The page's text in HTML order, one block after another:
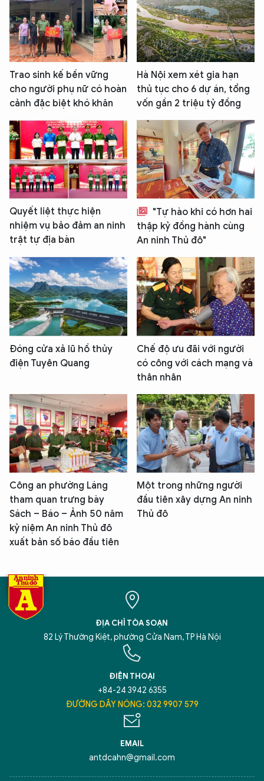
Trao sinh kế bền vững
cho người phụ nữ có hoàn
cảnh đặc biệt khó khăn
Hà Nội xem xét gia hạn
thủ tục cho 6 dự án, tổng
vốn gần 2 triệu tỷ đồng
Quyết liệt thực hiện
nhiệm vụ bảo đảm an ninh
trật tự địa bàn
"Tự hào khi có hơn hai
thập kỷ đồng hành cùng
An ninh Thủ đô"
Đóng cửa xả lũ hồ thủy
điện Tuyên Quang
Chế độ ưu đãi với người
có công với cách mạng và
thân nhân
Công an phường Láng
tham quan trưng bày
Sách – Báo – Ảnh 50 năm
kỷ niệm An ninh Thủ đô
xuất bản số báo đầu tiên
Một trong những người
đầu tiên xây dựng An ninh
Thủ đô
ĐỊA CHỈ TÒA SOẠN
82 Lý Thường Kiệt, phường Cửa Nam, TP Hà Nội
ĐIỆN THOẠI
+84-24 3942 6355
ĐƯỜNG DÂY NÓNG: 032 9907 579
EMAIL
antdcahn@gmail.com